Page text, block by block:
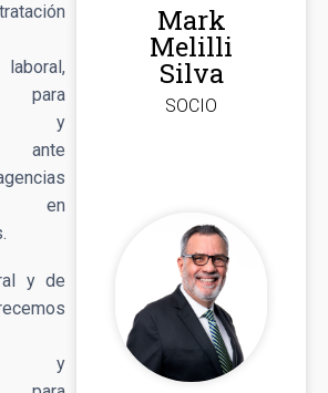
para
y
ante
en
y de
y
Mark
Melilli
Silva
SOCIO